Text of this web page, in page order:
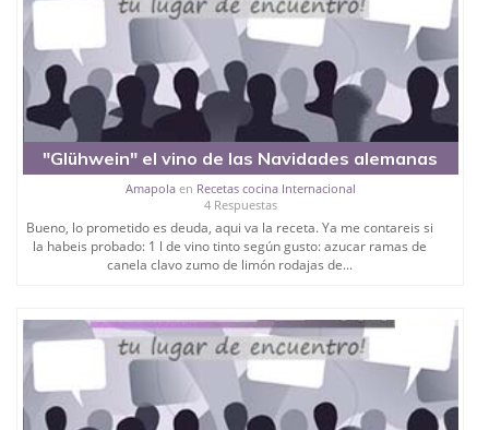
"Glühwein" el vino de las Navidades alemanas
Amapolaen Recetas cocina Internacional
4 Respuestas
Bueno, lo prometido es deuda, aqui va la receta. Ya me contareis si
la habeis probado: 1 l de vino tinto según gusto: azucar ramas de
canela clavo zumo de limón rodajas de...